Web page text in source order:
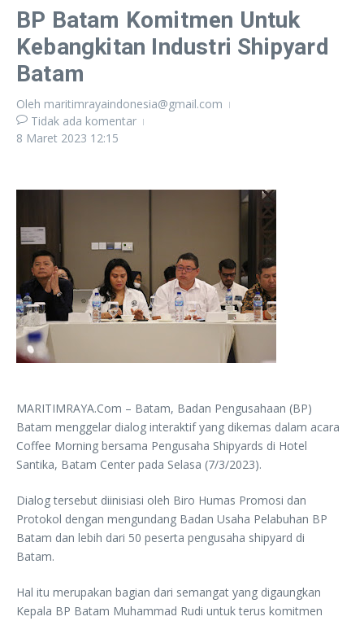
BP Batam Komitmen Untuk
Kebangkitan Industri Shipyard
Batam
Oleh maritimrayaindonesia@gmail.com
Tidak ada komentar
8 Maret 2023 12:15
MARITIMRAYA.Com – Batam, Badan Pengusahaan (BP)
Batam menggelar dialog interaktif yang dikemas dalam acara
Coffee Morning bersama Pengusaha Shipyards di Hotel
Santika, Batam Center pada Selasa (7/3/2023).
Dialog tersebut diinisiasi oleh Biro Humas Promosi dan
Protokol dengan mengundang Badan Usaha Pelabuhan BP
Batam dan lebih dari 50 peserta pengusaha shipyard di
Batam.
Hal itu merupakan bagian dari semangat yang digaungkan
Kepala BP Batam Muhammad Rudi untuk terus komitmen